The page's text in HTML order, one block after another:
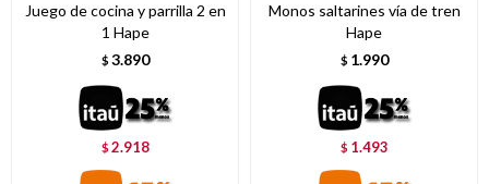
Juego de cocina y parrilla 2 en
1 Hape
$ 3.890
$2.918
Monos saltarines vía de tren
Hape
$ 1.990
$ 1.493